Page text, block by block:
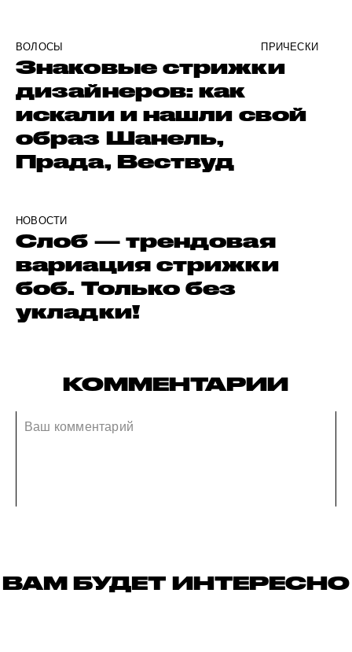
ВОЛОСЫ ПРИЧЕСКИ
Знаковые стрижки
дизайнеров: как
искали и нашли свой
образ Шанель,
Прада, Вествуд
НОВОСТИ
Слоб — трендовая
вариация стрижки
боб. Только без
укладки!
КОММЕНТАРИИ
ВАМ БУДЕТ ИНТЕРЕСНО